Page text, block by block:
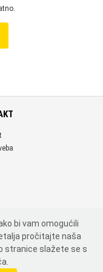
bi vam omogućili
pročitajte naša
stranice slažete se s